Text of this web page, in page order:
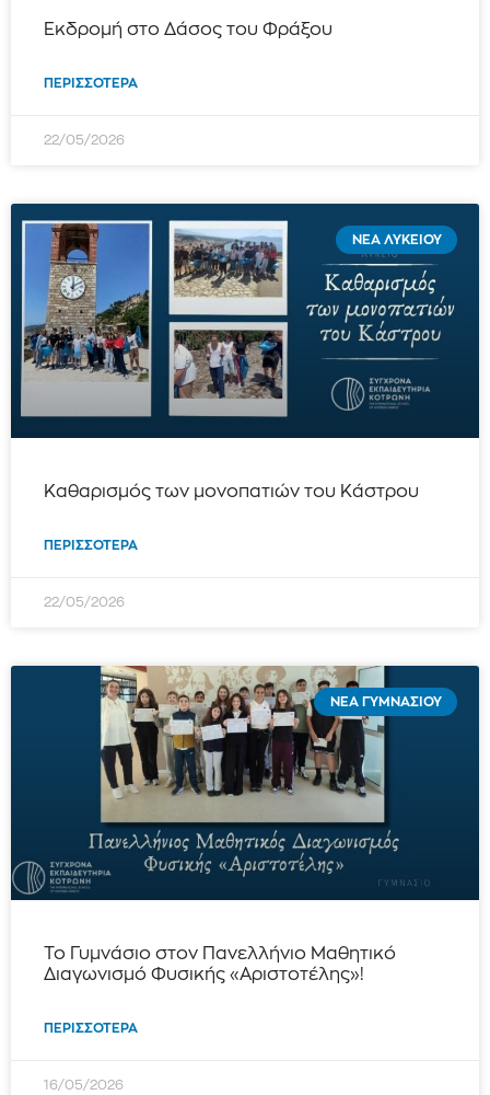
Εκδρομή στο Δάσος του Φράξου
ΠΕΡΙΣΣΌΤΕΡΑ
22/05/2026
ΝΈΑ ΛΥΚΕΊΟΥ
Καθαρισμός των μονοπατιών του Κάστρου
ΠΕΡΙΣΣΌΤΕΡΑ
22/05/2026
ΝΈΑ ΓΥΜΝΑΣΊΟΥ
Το Γυμνάσιο στον Πανελλήνιο Μαθητικό
Διαγωνισμό Φυσικής «Αριστοτέλης»!
ΠΕΡΙΣΣΌΤΕΡΑ
16/05/2026